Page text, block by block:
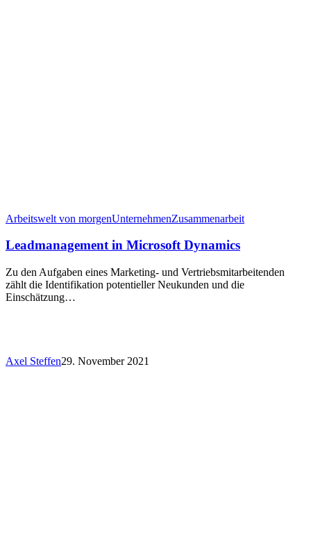
Arbeitswelt von morgenUnternehmenZusammenarbeit
Leadmanagement in Microsoft Dynamics
Zu den Aufgaben eines Marketing- und Vertriebsmitarbeitenden
zählt die Identifikation potentieller Neukunden und die
Einschätzung…
Axel Steffen29. November 2021